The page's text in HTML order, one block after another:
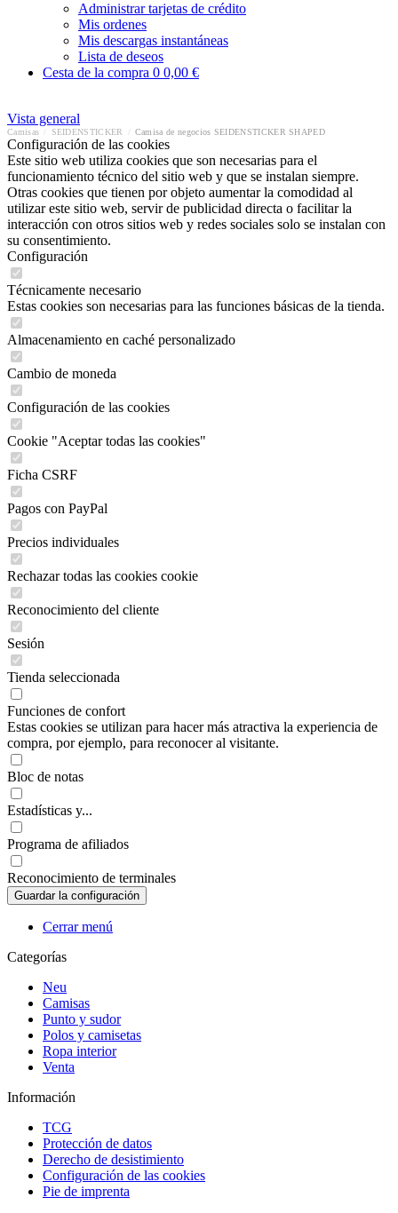
Administrar tarjetas de crédito
Mis ordenes
Mis descargas instantáneas
Lista de deseos
Cesta de la compra 0 0,00 €
Vista general
Camisas SEIDENSTICKER Camisa de negocios SEIDENSTICKER SHAPED
Configuración de las cookies
Este sitio web utiliza cookies que son necesarias para el
funcionamiento técnico del sitio web y que se instalan siempre.
Otras cookies que tienen por objeto aumentar la comodidad al
utilizar este sitio web, servir de publicidad directa o facilitar la
interacción con otros sitios web y redes sociales solo se instalan con
su consentimiento.
Configuración
Técnicamente necesario
Estas cookies son necesarias para las funciones básicas de la tienda.
Almacenamiento en caché personalizado
Cambio de moneda
Configuración de las cookies
Cookie "Aceptar todas las cookies"
Ficha CSRF
Pagos con PayPal
Precios individuales
Rechazar todas las cookies cookie
Reconocimiento del cliente
Sesión
Tienda seleccionada
Funciones de confort
Estas cookies se utilizan para hacer más atractiva la experiencia de
compra, por ejemplo, para reconocer al visitante.
Bloc de notas
Estadísticas y...
Programa de afiliados
Reconocimiento de terminales
Cerrar menú
Categorías
Neu
Camisas
Punto y sudor
Polos y camisetas
Ropa interior
Venta
Información
TCG
Protección de datos
Derecho de desistimiento
Configuración de las cookies
Pie de imprenta